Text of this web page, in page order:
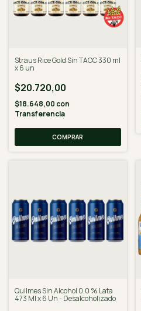
Straus Rice Gold Sin TACC 330 ml
x 6 un
$20.720,00
$18.648,00 con
Transferencia
Quilmes Sin Alcohol 0,0 % Lata
473 Ml x 6 Un - Desalcoholizado